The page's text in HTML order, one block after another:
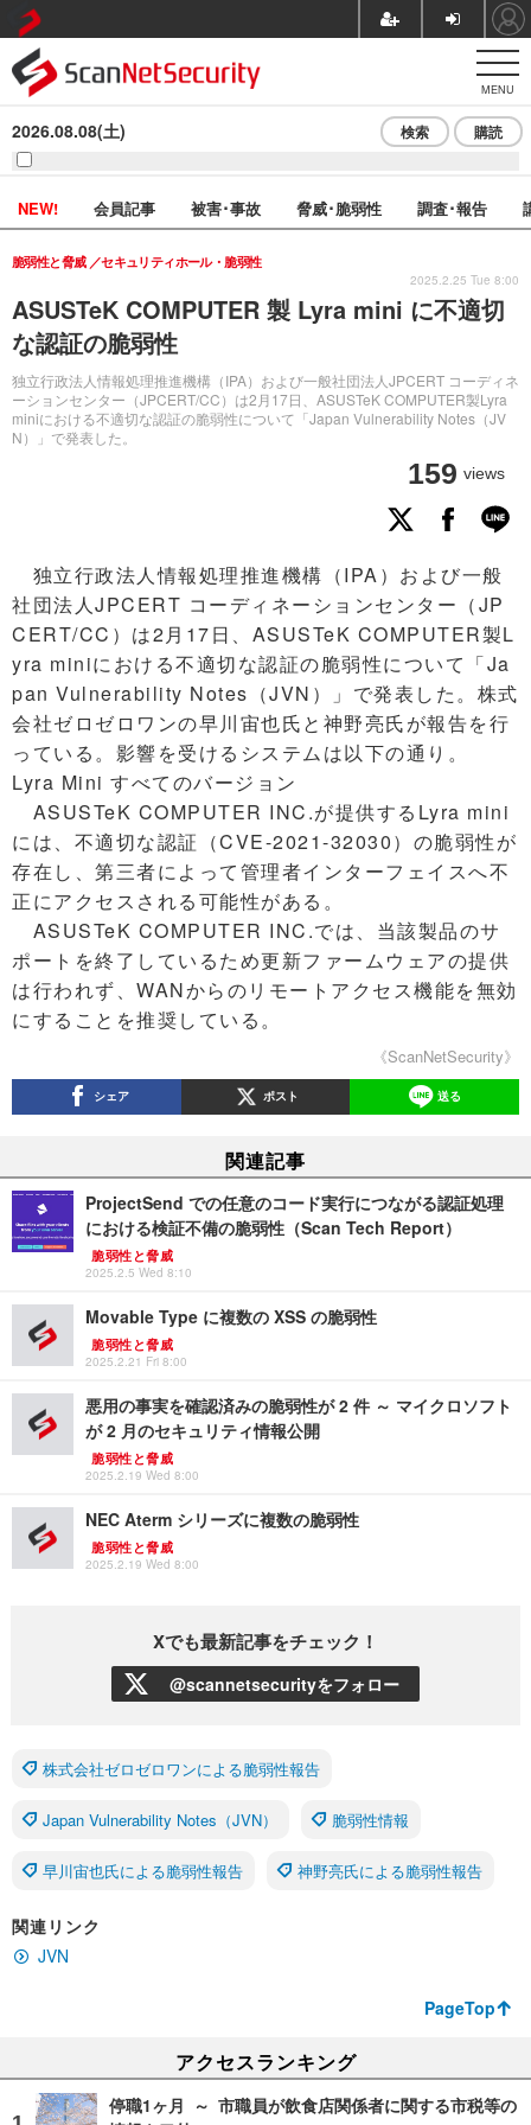
MENU
2026.08.08(土) 検索 購読
NEW! 会員記事 被害･事故 脅威･脆弱性 調査･報告
ASUSTeK COMPUTER 製 Lyra mini に不適切
な認証の脆弱性
独立行政法人情報処理推進機構（IPA）および一般社団法人JPCERT コーディネ
ーションセンター（JPCERT/CC）は2月17日、ASUSTeK COMPUTER製Lyra
miniにおける不適切な認証の脆弱性について「Japan Vulnerability Notes（JV
N）」で発表した。
脆弱性と脅威 セキュリティホール・脆弱性
159 views
2025.2.25 Tue 8:00
独立行政法人情報処理推進機構（IPA）および一般
社団法人JPCERT コーディネーションセンター（JP
CERT/CC）は2月17日、ASUSTeK COMPUTER製L
yra miniにおける不適切な認証の脆弱性について「Ja
pan Vulnerability Notes（JVN）」で発表した。株式
会社ゼロゼロワンの早川宙也氏と神野亮氏が報告を行
っている。影響を受けるシステムは以下の通り。
Lyra Mini すべてのバージョン
ASUSTeK COMPUTER INC.が提供するLyra mini
には、不適切な認証（CVE-2021-32030）の脆弱性が
存在し、第三者によって管理者インターフェイスへ不
正にアクセスされる可能性がある。
ASUSTeK COMPUTER INC.では、当該製品のサ
ポートを終了しているため更新ファームウェアの提供
は行われず、WANからのリモートアクセス機能を無効
にすることを推奨している。
《ScanNetSecurity》
シェア ポスト 送る
関連記事
ProjectSend での任意のコード実行につながる認証処理
における検証不備の脆弱性（Scan Tech Report）
脆弱性と脅威
2025.2.5 Wed 8:10
Movable Type に複数の XSS の脆弱性
脆弱性と脅威
2025.2.21 Fri 8:00
悪用の事実を確認済みの脆弱性が 2 件 ～ マイクロソフト
が 2 月のセキュリティ情報公開
脆弱性と脅威
2025.2.19 Wed 8:00
NEC Aterm シリーズに複数の脆弱性
脆弱性と脅威
2025.2.19 Wed 8:00
Xでも最新記事をチェック！
@scannetsecurityをフォロー
株式会社ゼロゼロワンによる脆弱性報告
Japan Vulnerability Notes（JVN） 脆弱性情報
早川宙也氏による脆弱性報告 神野亮氏による脆弱性報告
関連リンク
JVN
PageTop
アクセスランキング
停職1ヶ月 ～ 市職員が飲食店関係者に関する市税等の